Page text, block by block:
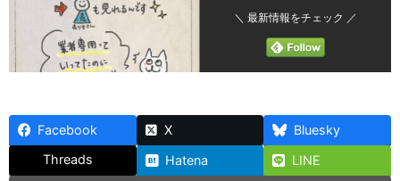
＼ 最新情報をチェック ／
Facebook X
Bluesky
Threads
Hatena
LINE